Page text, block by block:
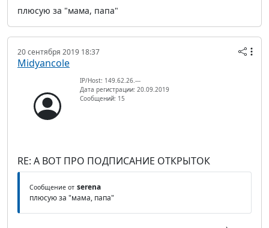
плюсую за "мама, папа"
20 сентября 2019 18:37
Midyancole
IP/Host: 149.62.26.---
Дата регистрации: 20.09.2019
Сообщений: 15
RE: А ВОТ ПРО ПОДПИСАНИЕ ОТКРЫТОК
Сообщение от serena
плюсую за "мама, папа"